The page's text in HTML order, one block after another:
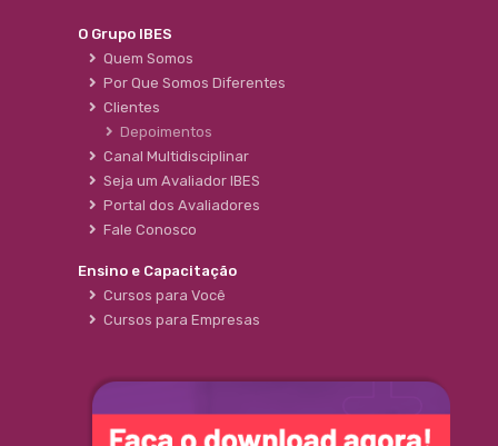
O Grupo IBES
Quem Somos
Por Que Somos Diferentes
Clientes
Depoimentos
Canal Multidisciplinar
Seja um Avaliador IBES
Portal dos Avaliadores
Fale Conosco
Ensino e Capacitação
Cursos para Você
Cursos para Empresas